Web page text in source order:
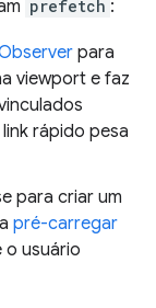
prefetch :
para
viewport e faz
rápido pesa
para criar um
pré-carregar
o usuário